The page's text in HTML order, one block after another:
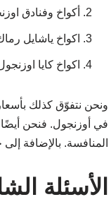
أكواخ وفنادق
اكواخ ياشايل
اكواخ كايا
ونحن نتفوّق كذلك
في أوزنجول. فنحن أيضًا
المنافسة. بالإضافة
الأسئلة